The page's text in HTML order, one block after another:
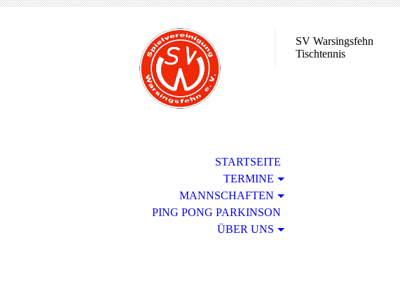
SV Warsingsfehn
Tischtennis
STARTSEITE
TERMINE
MANNSCHAFTEN
PING PONG PARKINSON
ÜBER UNS